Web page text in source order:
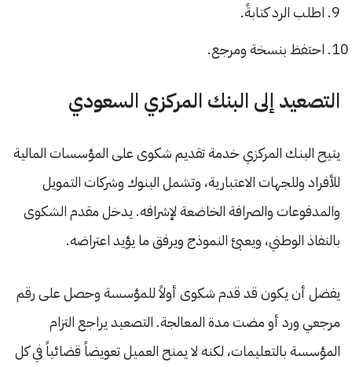
اطلب الرد كتابةً.
احتفظ بنسخة ومرجع.
التصعيد إلى البنك المركزي السعودي
يتيح البنك المركزي خدمة تقديم شكوى على المؤسسات المالية
للأفراد وللجهات الاعتبارية، وتشمل البنوك وشركات التمويل
والمدفوعات والصرافة الخاضعة لإشرافه. يدخل مقدم الشكوى
بالنفاذ الوطني، ويعبئ النموذج ويرفق ما يؤيد اعتراضه.
يفضل أن يكون قد قدم شكوى أولاً للمؤسسة وحصل على رقم
مرجعي ورد أو مضت مدة المعالجة. التصعيد يراجع التزام
المؤسسة بالتعليمات، لكنه لا يمنح العميل تعويضاً قضائياً في كل